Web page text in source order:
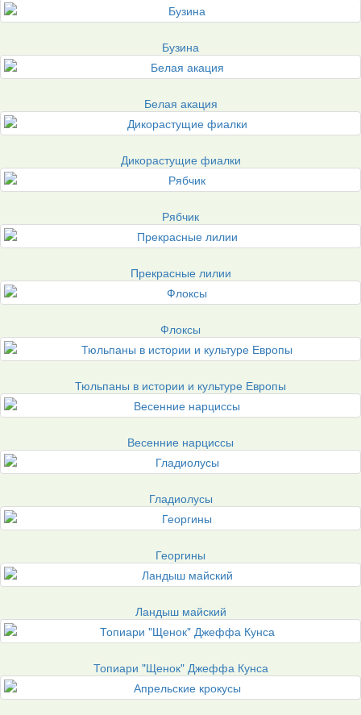
Бузина
Белая акация
Дикорастущие фиалки
Рябчик
Прекрасные лилии
Флоксы
Тюльпаны в истории и культуре Европы
Весенние нарциссы
Гладиолусы
Георгины
Ландыш майский
Топиари "Щенок" Джеффа Кунса